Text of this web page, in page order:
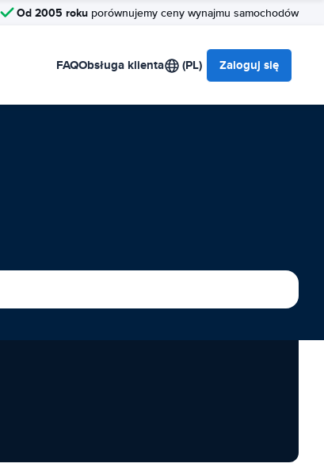
Od 2005 roku porównujemy ceny wynajmu samochodów
FAQObsługa klienta (PL) Zaloguj się